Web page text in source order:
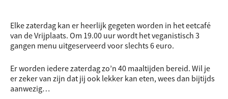
Elke zaterdag kan er heerlijk gegeten worden in het eetcafé
van de Vrijplaats. Om 19.00 uur wordt het veganistisch 3
gangen menu uitgeserveerd voor slechts 6 euro.
Er worden iedere zaterdag zo’n 40 maaltijden bereid. Wil je
er zeker van zijn dat jij ook lekker kan eten, wees dan bijtijds
aanwezig…